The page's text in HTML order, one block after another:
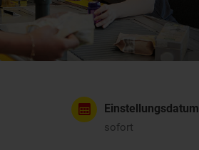
Einstellungsdatum
sofort